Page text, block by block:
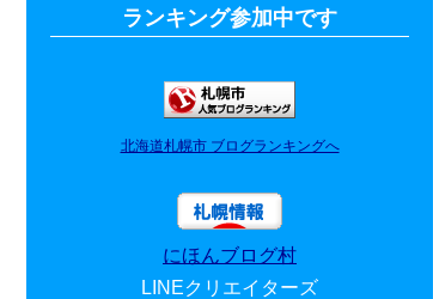
ランキング参加中です
北海道札幌市 ブログランキングへ
にほんブログ村
LINEクリエイターズ